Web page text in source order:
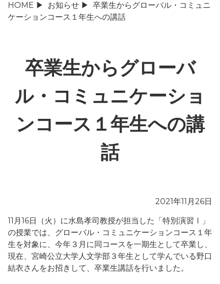
HOME ▶ お知らせ ▶ 卒業生からグローバル・コミュニ
ケーションコース１年生への講話
卒業生からグローバ
ル・コミュニケーショ
ンコース１年生への講
話
2021年11月26日
11月16日（火）に水島孝司教授が担当した「特別演習Ⅰ」
の授業では、グローバル・コミュニケーションコース１年
生を対象に、今年３月に同コースを一期生として卒業し、
現在、宮崎公立大学人文学部３年生として学んでいる野口
結衣さんをお招きして、卒業生講話を行いました。